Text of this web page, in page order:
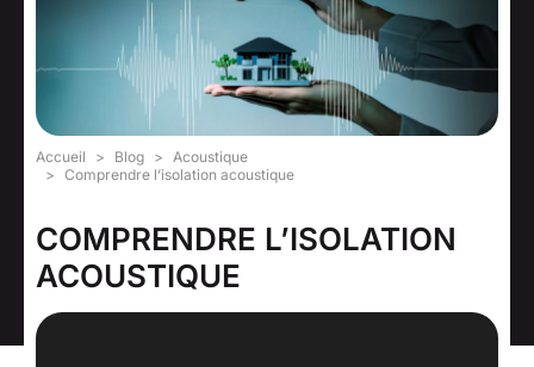
Accueil Blog
Acoustique
Comprendre l’isolation acoustique
COMPRENDRE L’ISOLATION
ACOUSTIQUE